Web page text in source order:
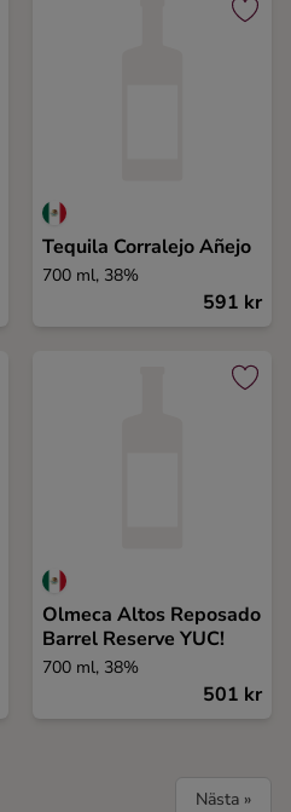
Tequila Corralejo Añejo
700 ml, 38%
591 kr
Olmeca Altos Reposado
Barrel Reserve YUC!
700 ml, 38%
501 kr
Nästa »